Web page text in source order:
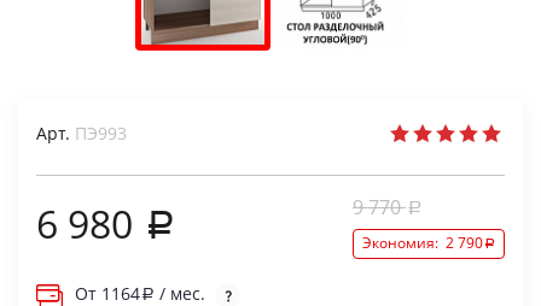
Арт. ПЭ993
6 980 9 770
Экономия: 2 790
От 1164
/ мес.